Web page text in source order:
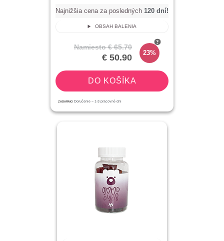
Najnižšia cena za posledných 120 dní!
OBSAH BALENIA
Namiesto € 65.70
€ 50.90 23%
DO KOŠÍKA
ZADARMO Doručenie ~ 1-3 pracovné dni